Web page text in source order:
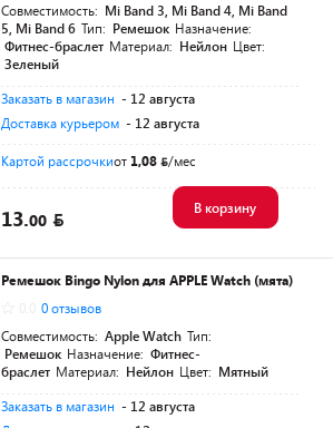
Совместимость: Mi Band 3, Mi Band 4, Mi Band
5, Mi Band 6 Тип: Ремешок Назначение:
Фитнес-браслет Материал: Нейлон Цвет:
Зеленый
Заказать в магазин - 12 августа
Доставка курьером - 12 августа
Картой рассрочкиот 1,08 /мес
13.00
В корзину
Ремешок Bingo Nylon для APPLE Watch (мята)
0 отзывов
Совместимость: Apple Watch Тип:
Ремешок Назначение: Фитнес-
браслет Материал: Нейлон Цвет: Мятный
Заказать в магазин - 12 августа